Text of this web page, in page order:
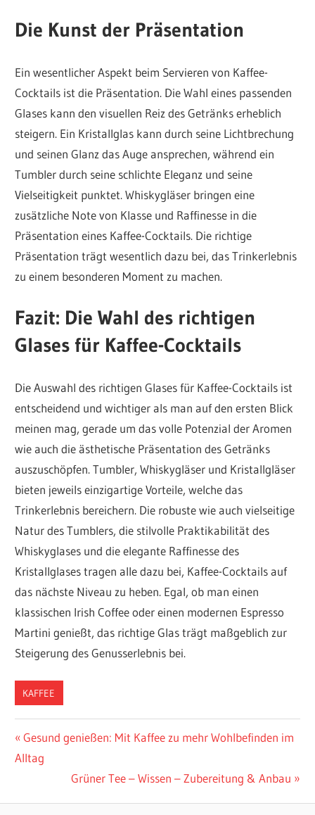
Die Kunst der Präsentation
Ein wesentlicher Aspekt beim Servieren von Kaffee-
Cocktails ist die Präsentation. Die Wahl eines passenden
Glases kann den visuellen Reiz des Getränks erheblich
steigern. Ein Kristallglas kann durch seine Lichtbrechung
und seinen Glanz das Auge ansprechen, während ein
Tumbler durch seine schlichte Eleganz und seine
Vielseitigkeit punktet. Whiskygläser bringen eine
zusätzliche Note von Klasse und Raffinesse in die
Präsentation eines Kaffee-Cocktails. Die richtige
Präsentation trägt wesentlich dazu bei, das Trinkerlebnis
zu einem besonderen Moment zu machen.
Fazit: Die Wahl des richtigen
Glases für Kaffee-Cocktails
Die Auswahl des richtigen Glases für Kaffee-Cocktails ist
entscheidend und wichtiger als man auf den ersten Blick
meinen mag, gerade um das volle Potenzial der Aromen
wie auch die ästhetische Präsentation des Getränks
auszuschöpfen. Tumbler, Whiskygläser und Kristallgläser
bieten jeweils einzigartige Vorteile, welche das
Trinkerlebnis bereichern. Die robuste wie auch vielseitige
Natur des Tumblers, die stilvolle Praktikabilität des
Whiskyglases und die elegante Raffinesse des
Kristallglases tragen alle dazu bei, Kaffee-Cocktails auf
das nächste Niveau zu heben. Egal, ob man einen
klassischen Irish Coffee oder einen modernen Espresso
Martini genießt, das richtige Glas trägt maßgeblich zur
Steigerung des Genusserlebnis bei.
KAFFEE
Beitragsnavigation
Vorheriger
Beitrag:
Gesund genießen: Mit Kaffee zu mehr Wohlbefinden im
Alltag
Nächster
Grüner Tee – Wissen – Zubereitung & Anbau